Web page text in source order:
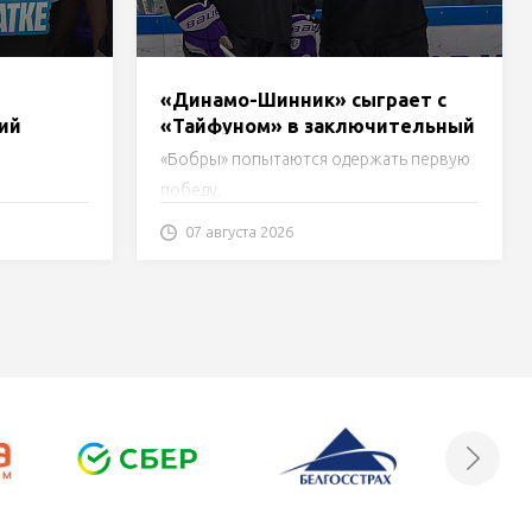
«Динамо-Шинник» сыграет с
«Тайфуном» в заключительный
день турнира в Бобруйске.
Трансляция
«Бобры» попытаются одержать первую
победу.
07 августа 2026